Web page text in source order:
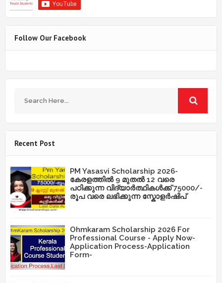
Follow Our Facebook
Recent Post
PM Yasasvi Scholarship 2026-
കേരളത്തിൽ 9 മുതൽ 12 വരെ
പഠിക്കുന്ന വിദ്യാർത്ഥികൾക്ക് 75000/-
രൂപ വരെ ലഭിക്കുന്ന സ്കോളർഷിപ്
Ohmkaram Scholarship 2026 For
Professional Course - Apply Now-
Application Process-Application
Form-